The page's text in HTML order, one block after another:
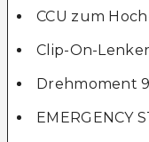
CCU zum
Clip-On-Lenker
Drehmoment
EMERGENCY